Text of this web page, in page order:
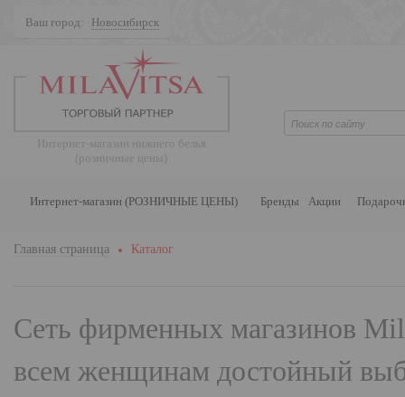
Ваш город: Новосибирск
Интернет-магазин нижнего белья
(розничные цены)
Интернет-магазин (РОЗНИЧНЫЕ ЦЕНЫ) Бренды Акции
Главная страница Каталог
Сеть фирменных магазинов
всем женщинам достойный